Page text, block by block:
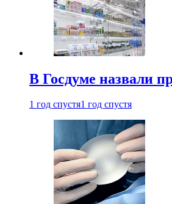
В Госдуме назвали
1 год спустя1 год спустя